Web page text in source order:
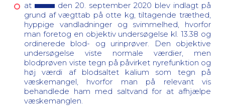
at
den 20. september 2020 blev indlagt på
grund af vægttab på otte kg, tiltagende træthed,
hyppige vandladninger og svimmelhed, hvorfor
man foretog en objektiv undersøgelse kl. 13.38 og
ordinerede blod- og urinprøver. Den objektive
undersøgelse viste normale værdier, men
blodprøven viste tegn på påvirket nyrefunktion og
høj værdi af blodsaltet kalium som tegn på
væskemangel, hvorfor man på relevant vis
behandlede ham med saltvand for at afhjælpe
væskemanglen.